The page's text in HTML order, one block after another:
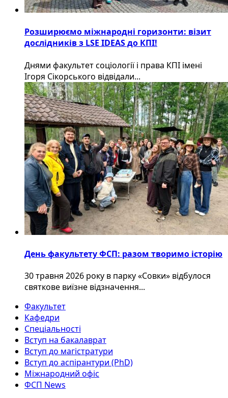
Розширюємо міжнародні горизонти: візит
дослідників з LSE IDEAS до КПІ!
Днями факультет соціології і права КПІ імені
Ігоря Сікорського відвідали...
День факультету ФСП: разом творимо історію
30 травня 2026 року в парку «Совки» відбулося
святкове виїзне відзначення...
Факультет
Кафедри
Спеціальності
Вступ на бакалаврат
Вступ до магістратури
Вступ до аспірантури (PhD)
Міжнародний офіс
ФСП News